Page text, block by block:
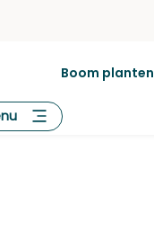
Boom planten